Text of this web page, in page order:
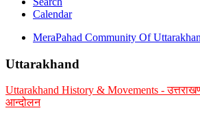
Calendar
MeraPahad Community Of
Uttarakhand
Uttarakhand History & Movements -
आन्दोलन